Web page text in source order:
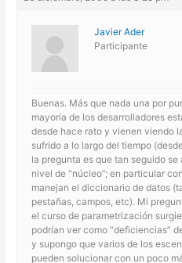
Javier Ader
Participante
Buenas. Más que nada una por
mayoría de los desarrolladores
desde hace rato y vienen viendo
sufrido a lo largo del tiempo
la pregunta es que tan seguido
nivel de “núcleo”; en particular
manejan el diccionario de datos
pestañas, campos, etc). Mi
el curso de parametrización
podrían ver como “deficiencias”
y supongo que varios de los
pueden solucionar con un poco